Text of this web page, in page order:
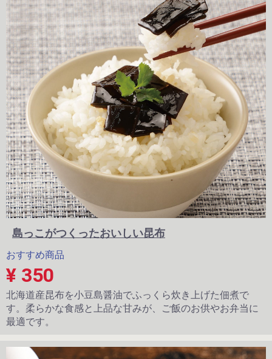
島っこがつくったおいしい昆布
おすすめ商品
¥ 350
北海道産昆布を小豆島醤油でふっくら炊き上げた佃煮で
す。柔らかな食感と上品な甘みが、ご飯のお供やお弁当に
最適です。